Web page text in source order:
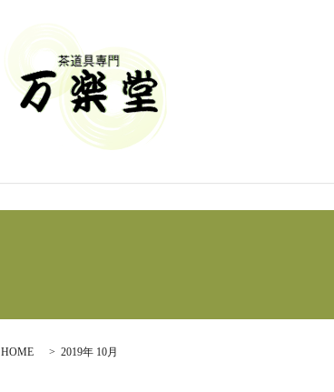
HOME 2019年 10月